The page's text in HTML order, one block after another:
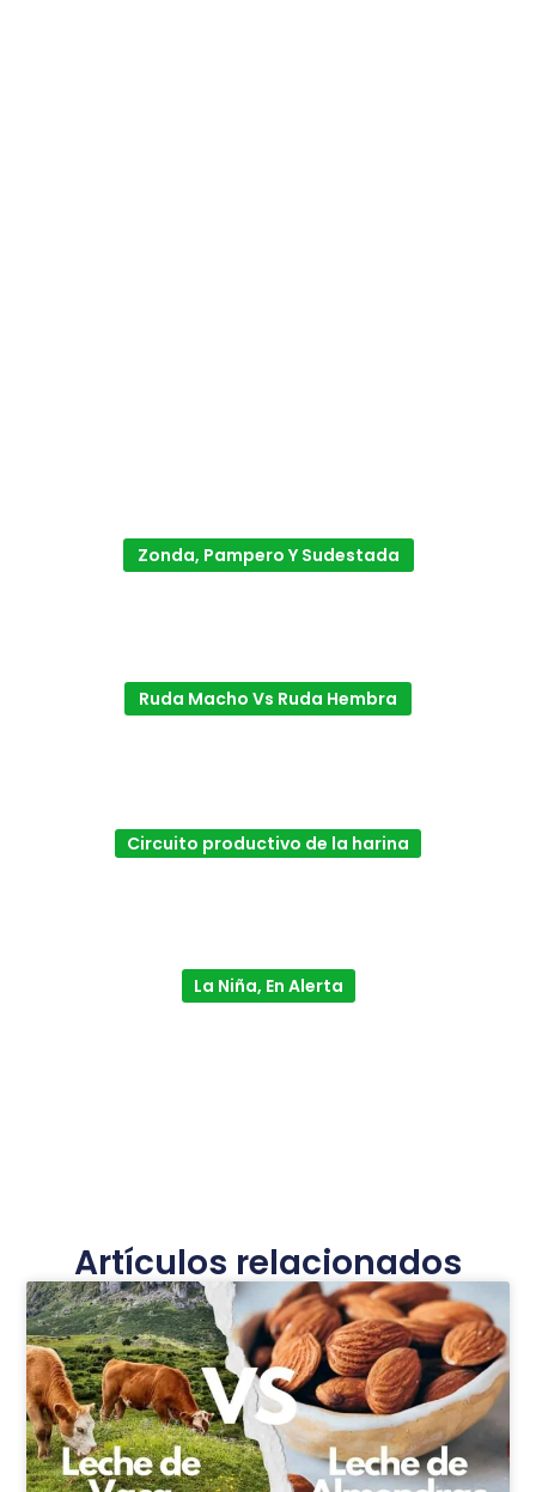
Zonda, Pampero Y Sudestada
Ruda Macho Vs Ruda Hembra
Circuito productivo de la harina
La Niña, En Alerta
Artículos relacionados